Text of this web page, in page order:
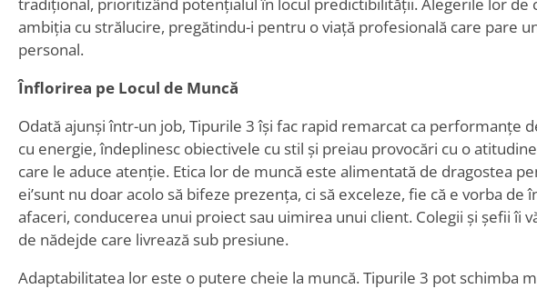
ambiția cu strălucire, pregătindu-i pentru o viață profesională care pare
personal.
Înflorirea pe Locul de Muncă
Odată ajunși într-un job, Tipurile 3 își fac rapid remarcat ca performanțe
cu energie, îndeplinesc obiectivele cu stil și preiau provocări cu o
care le aduce atenție. Etica lor de muncă este alimentată de dragostea
ei’sunt nu doar acolo să bifeze prezența, ci să exceleze, fie că e vorba de
afaceri, conducerea unui proiect sau uimirea unui client. Colegii și șefii îi
de nădejde care livrează sub presiune.
Adaptabilitatea lor este o putere cheie la muncă. Tipurile 3 pot schimba